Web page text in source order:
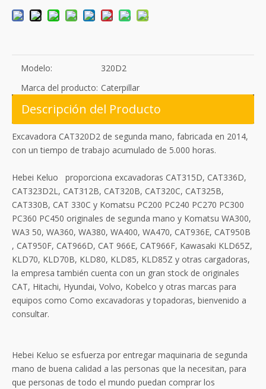
Modelo:
320D2
Marca del producto: Caterpillar
Descripción del Producto
Excavadora CAT320D2 de segunda mano, fabricada en 2014,
con un tiempo de trabajo acumulado de 5.000 horas.
Hebei Keluo proporciona excavadoras CAT315D, CAT336D,
CAT323D2L, CAT312B, CAT320B, CAT320C, CAT325B,
CAT330B, CAT 330C y Komatsu PC200 PC240 PC270 PC300
PC360 PC450 originales de segunda mano y Komatsu WA300,
WA3 50, WA360, WA380, WA400, WA470, CAT936E, CAT950B
, CAT950F, CAT966D, CAT 966E, CAT966F, Kawasaki KLD65Z,
KLD70, KLD70B, KLD80, KLD85, KLD85Z y otras cargadoras,
la empresa también cuenta con un gran stock de originales
CAT, Hitachi, Hyundai, Volvo, Kobelco y otras marcas para
equipos como Como excavadoras y topadoras, bienvenido a
consultar.
Hebei Keluo se esfuerza por entregar maquinaria de segunda
mano de buena calidad a las personas que la necesitan, para
que personas de todo el mundo puedan comprar los